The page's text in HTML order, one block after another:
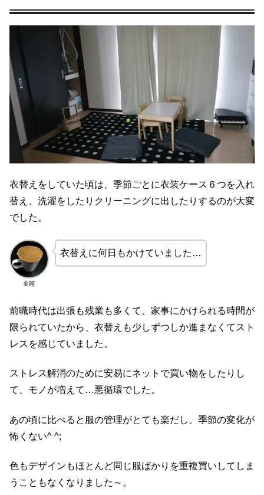
衣替えをしていた頃は、季節ごとに衣装ケース６つを入れ
替え、洗濯をしたりクリーニングに出したりするのが大変
でした。
全開
衣替えに何日もかけていました…
前職時代は出張も残業も多くて、家事にかけられる時間が
限られていたから、衣替えも少しずつしか進まなくてスト
レスを感じていました。
ストレス解消のために安易にネットで買い物をしたりし
て、モノが増えて…悪循環でした。
あの頃に比べると服の管理がとても楽だし、季節の変化が
怖くない^ ^;
色もデザインもほとんど同じ服ばかりを重複買いしてしま
うこともなくなりました～。